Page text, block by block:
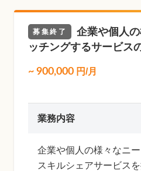
募集終了
企業や個人
ッチングするサービス
~ 900,000 円/月
業務内容
企業や個人の様々なニ
スキルシェアサービス